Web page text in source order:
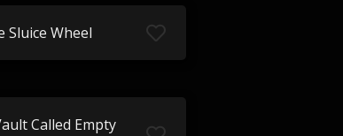
Sluice Wheel
Called Empty